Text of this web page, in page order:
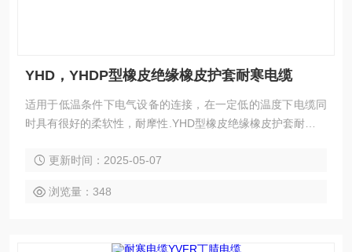
YHD，YHDP型橡皮绝缘橡皮护套耐寒电缆
适用于低温条件下电气设备的连接，在一定低的温度下电缆同
时具有很好的柔软性，耐摩性.YHD型橡皮绝缘橡皮护套耐寒电
等机械性能好；3、额定电压为450/750V；4、可以在复杂环
用，同时具有一定的耐气候性和耐油、耐溶剂性。
更新时间：2025-05-07
浏览量：348